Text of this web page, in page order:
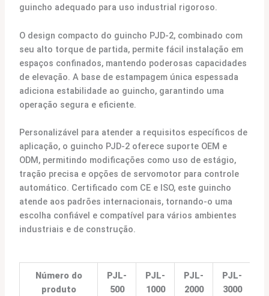
guincho adequado para uso industrial rigoroso.
O design compacto do guincho PJD-2, combinado com
seu alto torque de partida, permite fácil instalação em
espaços confinados, mantendo poderosas capacidades
de elevação. A base de estampagem única espessada
adiciona estabilidade ao guincho, garantindo uma
operação segura e eficiente.
Personalizável para atender a requisitos específicos de
aplicação, o guincho PJD-2 oferece suporte OEM e
ODM, permitindo modificações como uso de estágio,
tração precisa e opções de servomotor para controle
automático. Certificado com CE e ISO, este guincho
atende aos padrões internacionais, tornando-o uma
escolha confiável e compatível para vários ambientes
industriais e de construção.
Número do
produto
PJL-
500
PJL-
1000
PJL-
2000
PJL-
3000